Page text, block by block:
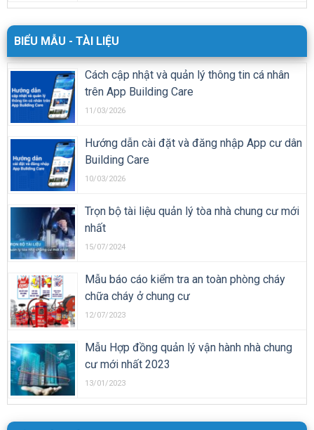
BIỂU MẪU - TÀI LIỆU
Cách cập nhật và quản lý thông tin cá nhân
trên App Building Care
11/03/2026
Hướng dẫn cài đặt và đăng nhập App cư dân
Building Care
10/03/2026
Trọn bộ tài liệu quản lý tòa nhà chung cư mới
nhất
15/07/2024
Mẫu báo cáo kiểm tra an toàn phòng cháy
chữa cháy ở chung cư
12/07/2023
Mẫu Hợp đồng quản lý vận hành nhà chung
cư mới nhất 2023
13/01/2023